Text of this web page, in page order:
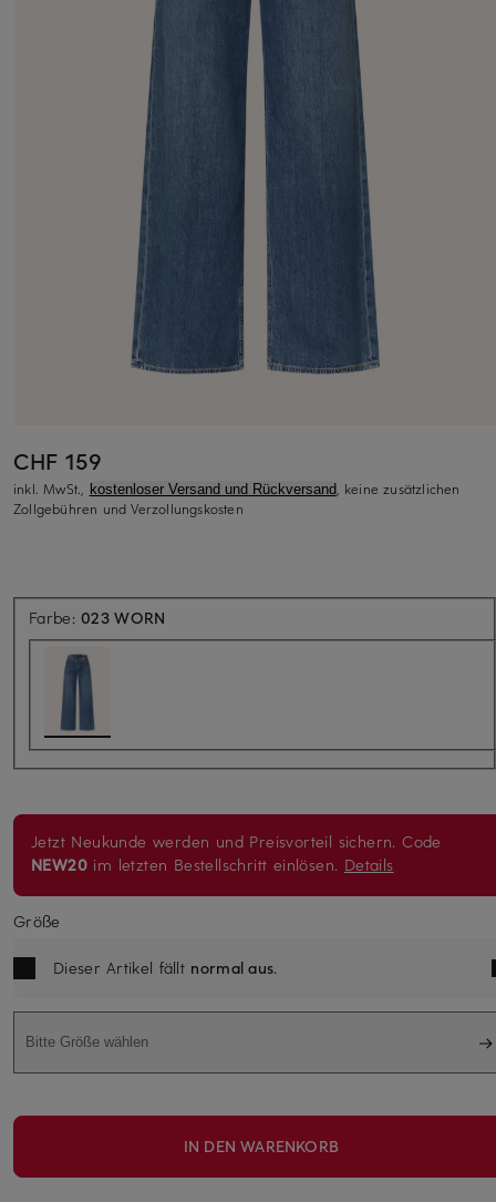
CHF 159
inkl. MwSt., kostenloser Versand und Rückversand, keine zusätzlichen
Zollgebühren und Verzollungskosten
Farbe:023 WORN
Jetzt Neukunde werden und Preisvorteil sichern. Code
NEW20 im letzten Bestellschritt einlösen. Details
Größe
Dieser Artikel fällt normal aus.
Bitte Größe wählen
IN DEN WARENKORB